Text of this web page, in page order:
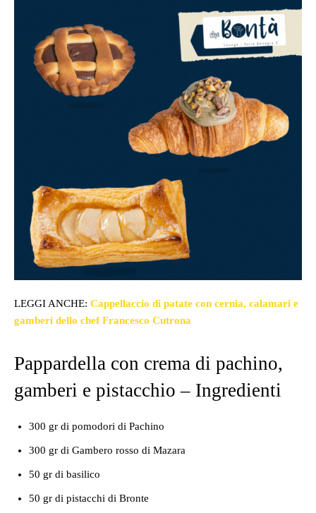
LEGGI ANCHE: Cappellaccio di patate con cernia, calamari e
gamberi dello chef Francesco Cutrona
Pappardella con crema di pachino,
gamberi e pistacchio – Ingredienti
300 gr di pomodori di Pachino
300 gr di Gambero rosso di Mazara
50 gr di basilico
50 gr di pistacchi di Bronte